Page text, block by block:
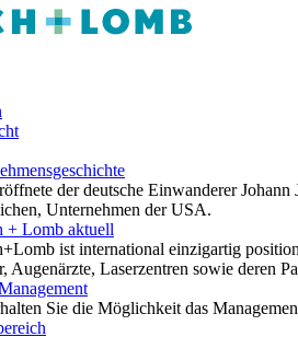
der deutsche Einwanderer
Unternehmen der USA.
+ Lomb aktuell
ist international einzigartig
Augenärzte, Laserzentren sowie deren
Sie die Möglichkeit das